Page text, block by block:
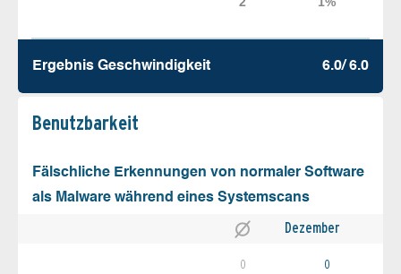
Ergebnis Geschw­indigkeit 6.0/ 6.0
Benutz­barkeit
Fälschliche Erkennungen von normaler Software
als Malware während eines Systemscans
Dezember
0 0